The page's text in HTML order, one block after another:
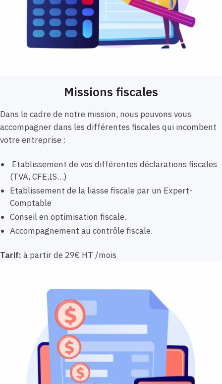
Missions fiscales
Dans le cadre de notre mission, nous pouvons vous
accompagner dans les différentes fiscales qui incombent
votre entreprise :
Etablissement de vos différentes déclarations fiscales
(TVA, CFE,IS…)
Etablissement de la liasse fiscale par un Expert-
Comptable
Conseil en optimisation fiscale.
Accompagnement au contrôle fiscale.
Tarif: à partir de 29€ HT /mois